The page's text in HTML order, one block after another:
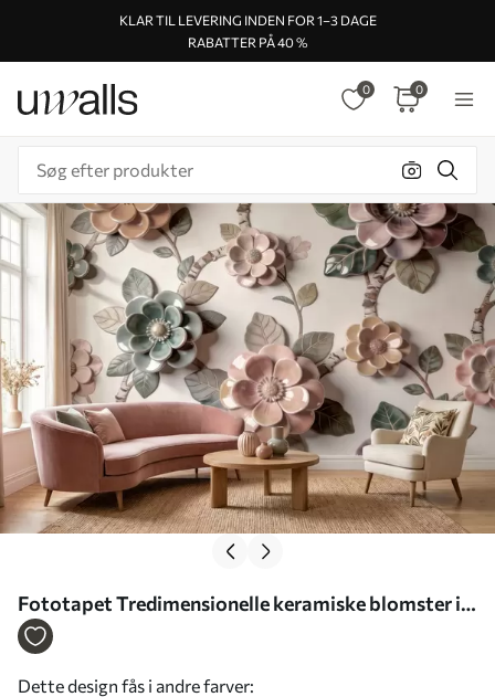
KLAR TIL LEVERING INDEN FOR 1–3 DAGE
RABATTER PÅ 40 %
0 0
Fototapet Tredimensionelle keramiske blomster i
en blid pastelfarvepalet Nr. w09887
Dette design fås i andre farver: